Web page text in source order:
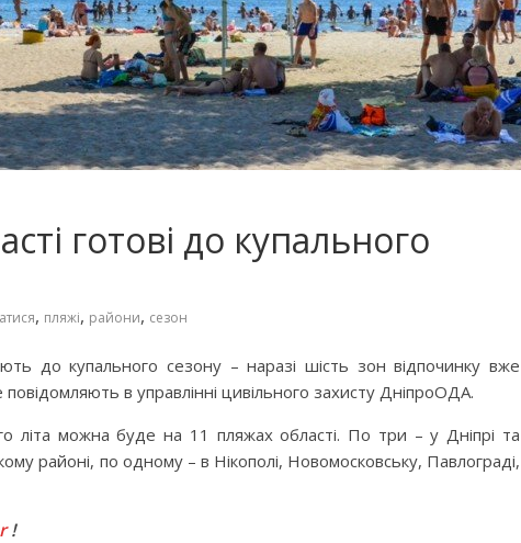
готові до купального
, пляжі, райони, сезон
до купального сезону – наразі шість зон відпочинку вже
в управлінні цивільного захисту ДніпроОДА.
літа можна буде на 11 пляжах області. По три – у Дніпрі та
районі, по одному – в Нікополі, Новомосковську, Павлограді,
!